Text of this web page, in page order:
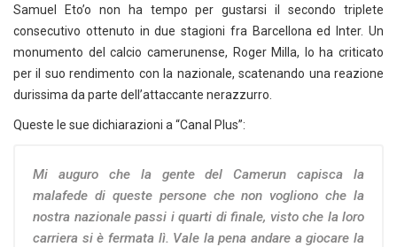
Samuel Eto’o non ha tempo per gustarsi il secondo triplete
consecutivo ottenuto in due stagioni fra Barcellona ed Inter. Un
monumento del calcio camerunense, Roger Milla, lo ha criticato
per il suo rendimento con la nazionale, scatenando una reazione
durissima da parte dell’attaccante nerazzurro.
Queste le sue dichiarazioni a “Canal Plus”:
Mi auguro che la gente del Camerun capisca la
malafede di queste persone che non vogliono che la
nostra nazionale passi i quarti di finale, visto che la loro
carriera si è fermata lì. Vale la pena andare a giocare la